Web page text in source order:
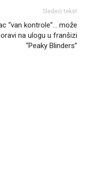
Sledeći tekst
“van kontrole”… može
na ulogu u franšizi
“Peaky Blinders”